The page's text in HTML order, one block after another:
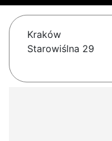
Kraków
Starowiślna 29